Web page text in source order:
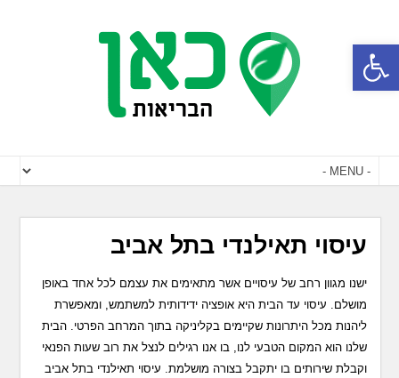
פתח סרגל נגישות
עיסוי תאילנדי בתל אביב
ישנו מגוון רחב של עיסויים אשר מתאימים את עצמם לכל אחד באופן
מושלם. עיסוי עד הבית היא אופציה ידידותית למשתמש, ומאפשרת
ליהנות מכל היתרונות שקיימים בקליניקה בתוך המרחב הפרטי. הבית
שלנו הוא המקום הטבעי לנו, בו אנו רגילים לנצל את רוב שעות הפנאי
וקבלת שירותים בו יתקבל בצורה מושלמת. עיסוי תאילנדי בתל אביב